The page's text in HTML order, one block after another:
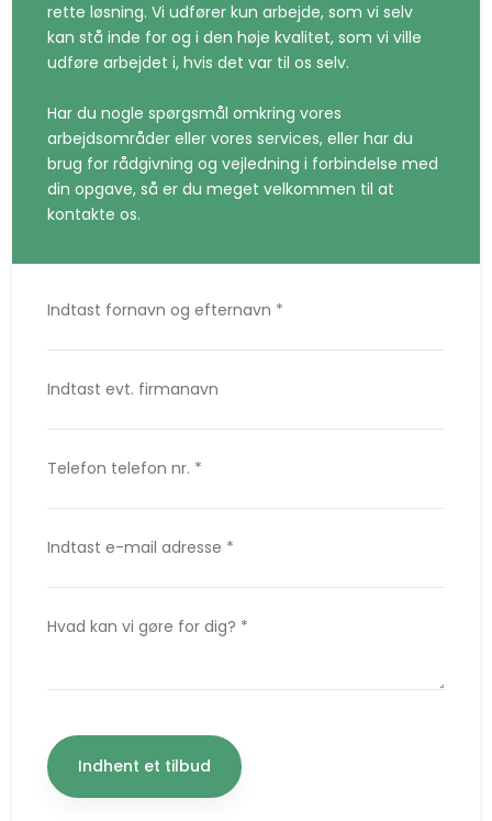
rette løsning. Vi udfører kun arbejde, som vi selv
kan stå inde for og i den høje kvalitet, som vi ville
udføre arbejdet i, hvis det var til os selv.
Har du nogle spørgsmål omkring vores
arbejdsområder eller vores services, eller har du
brug for rådgivning og vejledning i forbindelse med
din opgave, så er du meget velkommen til at
kontakte os.